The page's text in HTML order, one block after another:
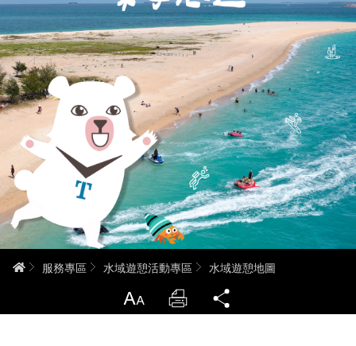
吃喝玩樂
服務專區
智慧觀光情報站
永續旅遊
網站導覽 兒童版
環境教育網 行政資訊網
RSS 臉書粉絲團
English
首頁服務專區 水域遊憩活動專區 水域遊憩地圖
放大 列印